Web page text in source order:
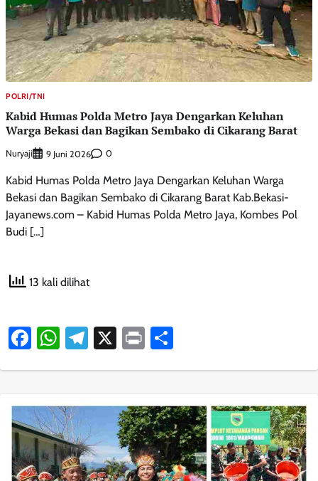
POLRI/TNI
Kabid Humas Polda Metro Jaya Dengarkan Keluhan
Warga Bekasi dan Bagikan Sembako di Cikarang Barat
Nuryaji 9 Juni 2026 0
Kabid Humas Polda Metro Jaya Dengarkan Keluhan Warga
Bekasi dan Bagikan Sembako di Cikarang Barat Kab.Bekasi-
Jayanews.com – Kabid Humas Polda Metro Jaya, Kombes Pol
Budi […]
13 kali dilihat
Facebook
WhatsApp
Telegram
X Print